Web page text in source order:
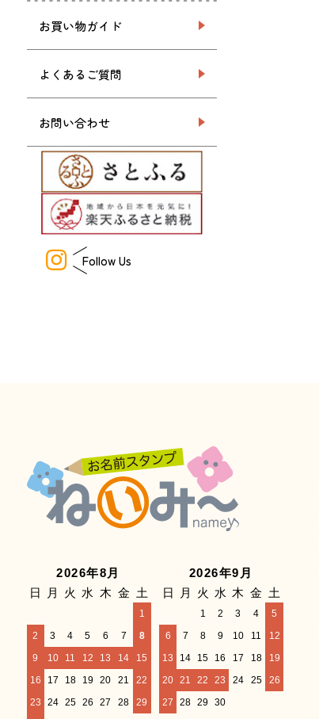
お買い物ガイド
よくあるご質問
お問い合わせ
Follow Us
2026年8月
日
月 火 水 木 金 土
1
2
3 4 5 6 7
8
9
10 11 12 13 14
15
16
17 18 19 20 21
22
23
24 25 26 27 28
29
2026年9月
日
月 火 水 木 金 土
1 2 3 4
5
6
7 8 9 10 11
12
13
14 15 16 17 18
19
20 21 22 23 24 25
26
27
28 29 30